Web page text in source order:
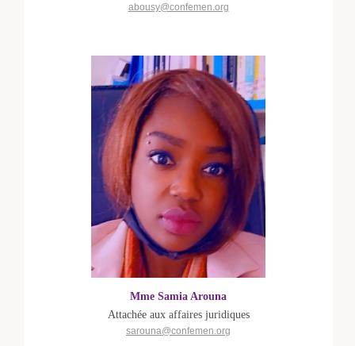
abousy@confemen.org
Mme Samia Arouna
Attachée aux affaires juridiques
sarouna@confemen.org